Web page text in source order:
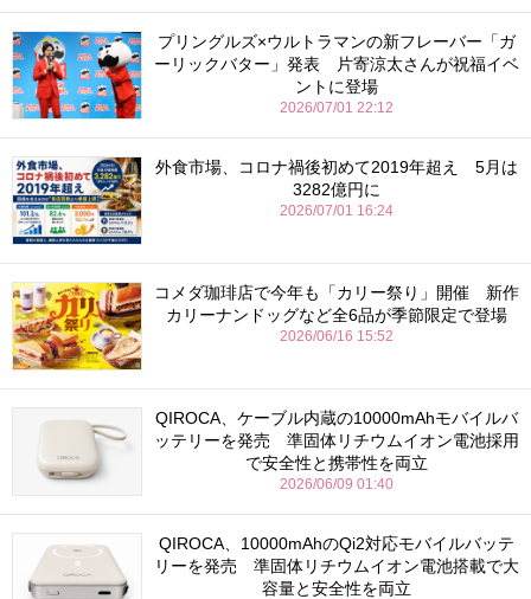
プリングルズ×ウルトラマンの新フレーバー「ガ
ーリックバター」発表 片寄涼太さんが祝福イベ
ントに登場
2026/07/01 22:12
外食市場、コロナ禍後初めて2019年超え 5月は
3282億円に
2026/07/01 16:24
コメダ珈琲店で今年も「カリー祭り」開催 新作
カリーナンドッグなど全6品が季節限定で登場
2026/06/16 15:52
QIROCA、ケーブル内蔵の10000mAhモバイルバ
ッテリーを発売 準固体リチウムイオン電池採用
で安全性と携帯性を両立
2026/06/09 01:40
QIROCA、10000mAhのQi2対応モバイルバッテ
リーを発売 準固体リチウムイオン電池搭載で大
容量と安全性を両立